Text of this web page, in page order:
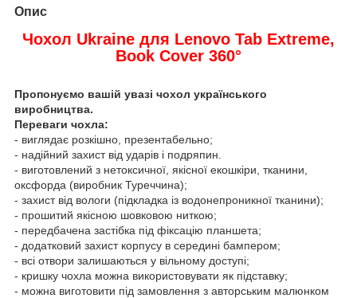
Опис
Чохол Ukraine для Lenovo Tab Extreme,
Book Cover 360°
Пропонуємо вашій увазі чохол українського
виробництва.
Переваги чохла:
- виглядає розкішно, презентабельно;
- надійний захист від ударів і подряпин.
- виготовлений з нетоксичної, якісної екошкіри, тканини,
оксфорда (виробник Туреччина);
- захист від вологи (підкладка із водонепроникної тканини);
- прошитий якісною шовковою ниткою;
- передбачена застібка під фіксацію планшета;
- додатковий захист корпусу в середині бампером;
- всі отвори залишаються у вільному доступі;
- кришку чохла можна використовувати як підставку;
- можна виготовити під замовлення з авторським малюнком